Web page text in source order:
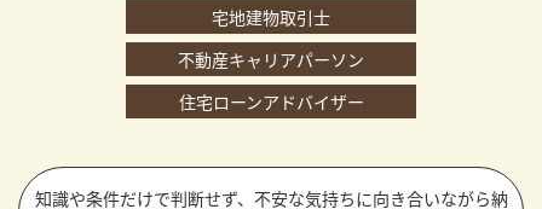
宅地建物取引士
不動産キャリアパーソン
住宅ローンアドバイザー
知識や条件だけで判断せず、不安な気持ちに向き合いながら納